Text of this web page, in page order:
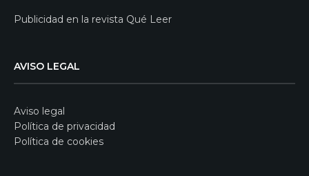
Publicidad en la revista Qué Leer
AVISO LEGAL
Aviso legal
Política de privacidad
Política de cookies